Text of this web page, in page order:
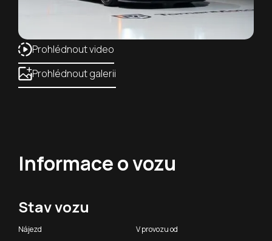
Prohlédnout video
Prohlédnout galerii
Informace o vozu
Stav vozu
Nájezd V provozu od